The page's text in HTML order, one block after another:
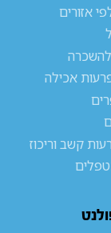
אזורים
להשכרה
אכילה
קשב וריכוז